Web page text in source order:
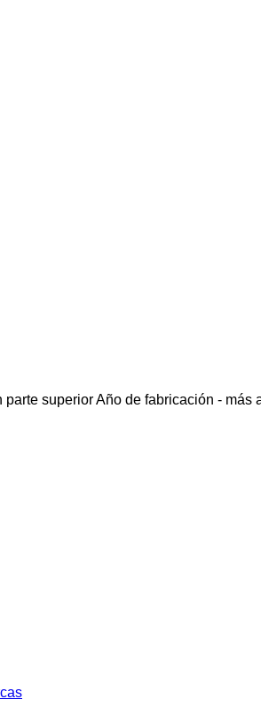
parte superiorAño de fabricación - más